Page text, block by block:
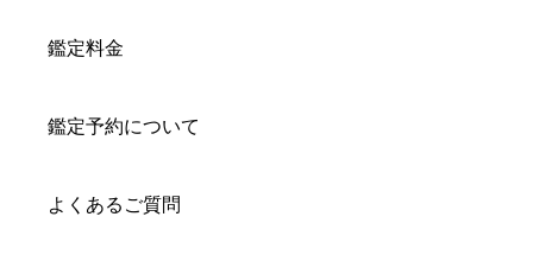
鑑定料金
鑑定予約について
よくあるご質問